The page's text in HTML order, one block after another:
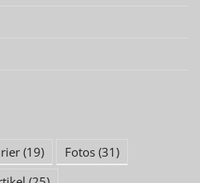
(19) Fotos (31)